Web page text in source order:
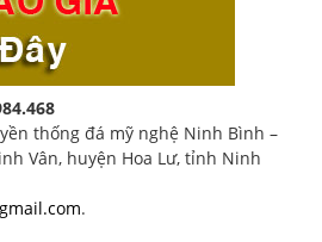
thống đá mỹ nghệ Ninh Bình –
Vân, huyện Hoa Lư, tỉnh Ninh
.